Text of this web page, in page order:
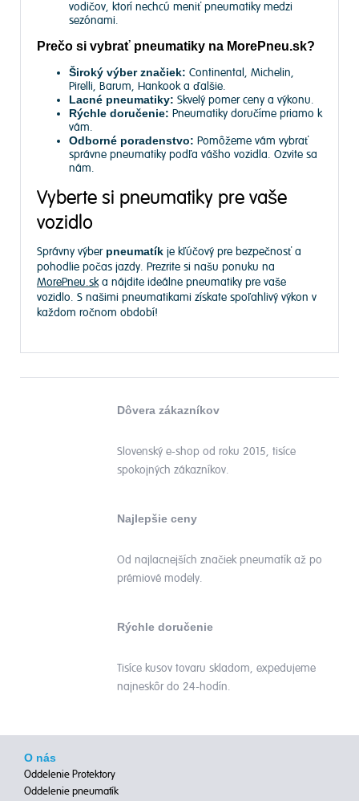
vodičov, ktorí nechcú meniť pneumatiky medzi
sezónami.
Prečo si vybrať pneumatiky na MorePneu.sk?
Široký výber značiek: Continental, Michelin,
Pirelli, Barum, Hankook a ďalšie.
Lacné pneumatiky: Skvelý pomer ceny a výkonu.
Rýchle doručenie: Pneumatiky doručíme priamo k
vám.
Odborné poradenstvo: Pomôžeme vám vybrať
správne pneumatiky podľa vášho vozidla. Ozvite sa
nám.
Vyberte si pneumatiky pre vaše
vozidlo
Správny výber pneumatík je kľúčový pre bezpečnosť a
pohodlie počas jazdy. Prezrite si našu ponuku na
MorePneu.ska nájdite ideálne pneumatiky pre vaše
vozidlo. S našimi pneumatikami získate spoľahlivý výkon v
každom ročnom období!
Dôvera zákazníkov
Slovenský e-shop od roku 2015, tisíce
spokojných zákazníkov.
Najlepšie ceny
Od najlacnejších značiek pneumatík až po
prémiové modely.
Rýchle doručenie
Tisíce kusov tovaru skladom, expedujeme
najneskôr do 24-hodín.
O nás
Oddelenie Protektory
Oddelenie pneumatík